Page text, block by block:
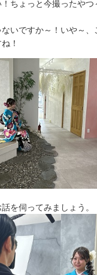
ちょっと今撮ったやつ
すか～！いや～、こ
！
を伺ってみましょう。